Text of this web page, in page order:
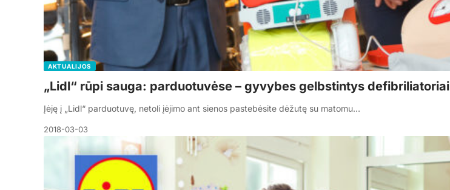
AKTUALIJOS
„Lidl“ rūpi sauga: parduotuvėse – gyvybes gelbstintys defibriliatoriai
Įėję į „Lidl“ parduotuvę, netoli įėjimo ant sienos pastebėsite dėžutę su matomu…
2018-03-03